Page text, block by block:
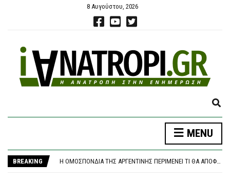
8 Αυγούστου, 2026
E
P
N
MENU
BREAKING
«ΚΑΙΝΟΦΑΝΉΣ ΚΑΙ ΆΚΥΡΗ» Η ΝΈΑ ΑΡΧΕΙΟΘΈΤΗΣΗ ΤΩΝ ΥΠΟΚΛΟΠΏΝ, ΛΈΕΙ Η ΔΙΚΗΓΌΡΟΣ ΤΟΥ ΧΡ. ΣΠΊΡΤΖΗ
Η ΟΜΟΣΠΟΝΔΊΑ ΤΗΣ ΑΡΓΕΝΤΙΝΉΣ ΠΕΡΙΜΈΝΕΙ ΤΙ ΘΑ ΑΠΟΦΑΣΊΣΟΥΝ ΟΙ ΜΈΣΙ ΚΑΙ ΣΚΑΛΌΝΙ